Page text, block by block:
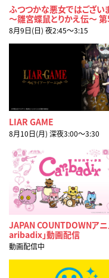
ふつつかな悪女ではござい
～雛宮蝶鼠とりかえ伝～
8月9日(日) 夜2:45〜3:15
LIAR GAME
8月10日(月) 深夜3:00〜3:30
JAPAN COUNTDOWNアニ
aribadix」動画配信
動画配信中